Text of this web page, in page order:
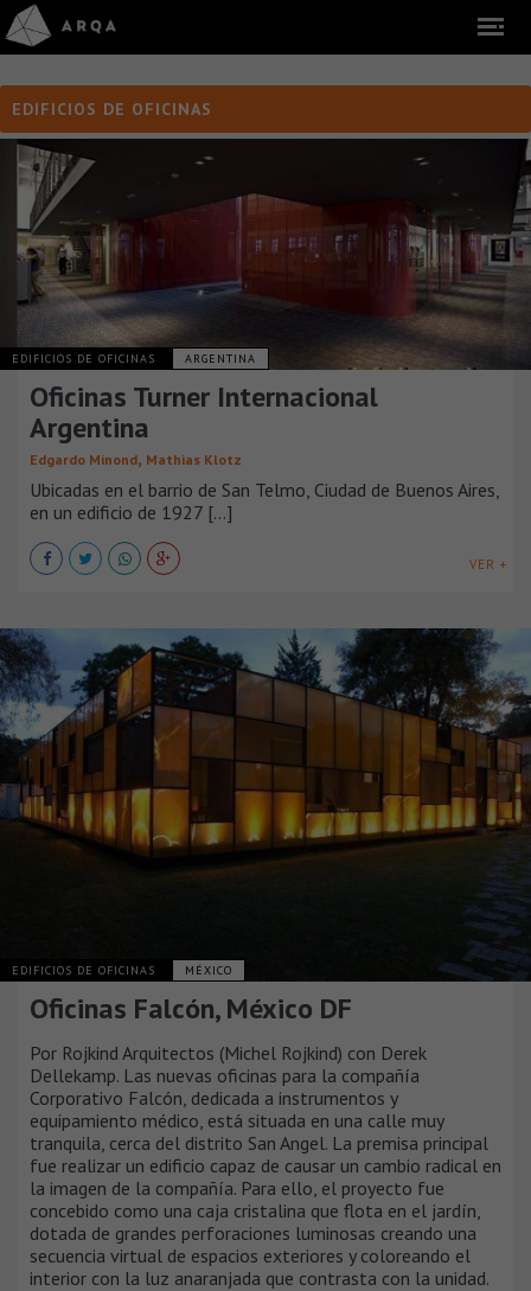
EDIFICIOS DE OFICINAS
EDIFICIOS DE OFICINAS ARGENTINA
Oficinas Turner Internacional
Argentina
Edgardo Minond, Mathias Klotz
Ubicadas en el barrio de San Telmo, Ciudad de Buenos Aires,
en un edificio de 1927 [...]
VER +
EDIFICIOS DE OFICINAS MÉXICO
Oficinas Falcón, México DF
Por Rojkind Arquitectos (Michel Rojkind) con Derek
Dellekamp. Las nuevas oficinas para la compañía
Corporativo Falcón, dedicada a instrumentos y
equipamiento médico, está situada en una calle muy
tranquila, cerca del distrito San Angel. La premisa principal
fue realizar un edificio capaz de causar un cambio radical en
la imagen de la compañía. Para ello, el proyecto fue
concebido como una caja cristalina que flota en el jardín,
dotada de grandes perforaciones luminosas creando una
secuencia virtual de espacios exteriores y coloreando el
interior con la luz anaranjada que contrasta con la unidad.